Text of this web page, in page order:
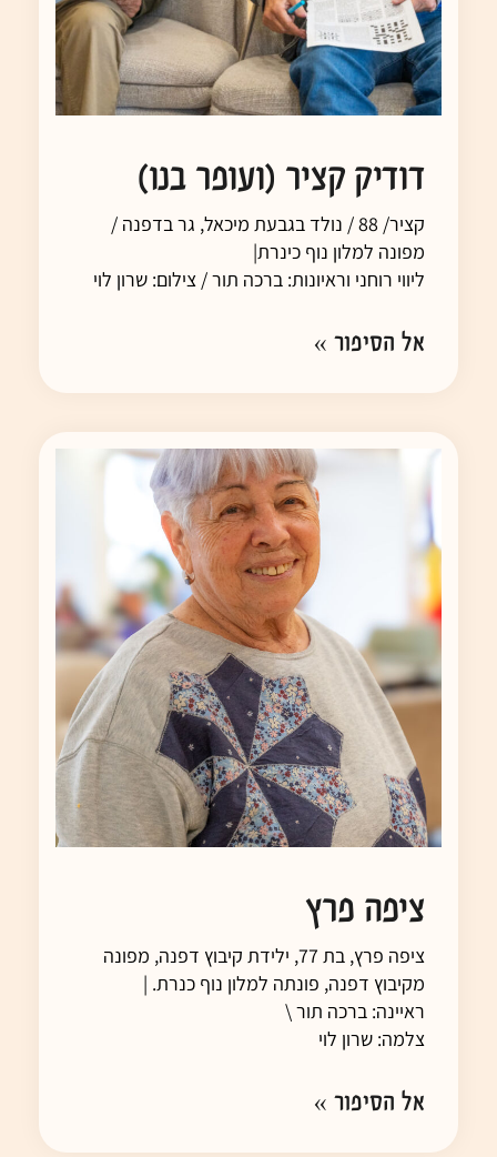
דודיק קציר (ועופר בנו)
קציר/ 88 / נולד בגבעת מיכאל, גר בדפנה /
מפונה למלון נוף כינרת|
ליווי רוחני וראיונות: ברכה תור / צילום: שרון לוי
אל הסיפור »
ציפה פרץ
ציפה פרץ, בת 77, ילידת קיבוץ דפנה, מפונה
מקיבוץ דפנה, פונתה למלון נוף כנרת. |
ראיינה: ברכה תור \
צלמה: שרון לוי
אל הסיפור »